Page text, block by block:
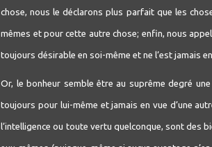
chose, nous le déclarons plus parfait que les
mêmes et pour cette autre chose; enfin, nous
toujours désirable en soi-même et ne l’est jamais
Or, le bonheur semble être au suprême degré
toujours pour lui-même et jamais en vue d’une
l’intelligence ou toute vertu quelconque, sont des